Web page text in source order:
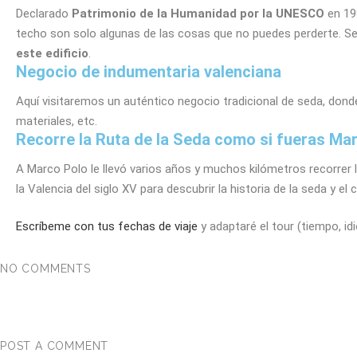
Declarado Patrimonio de la Humanidad por la UNESCO en
techo son solo algunas de las cosas que no puedes perderte.
este edificio.
Negocio de indumentaria valenciana
Aquí visitaremos un auténtico negocio tradicional de seda,
materiales, etc.
Recorre la Ruta de la Seda como si fueras
A Marco Polo le llevó varios años y muchos kilómetros
la Valencia del siglo XV para descubrir la historia de la seda y
Escríbeme con tus fechas de viaje y adaptaré el tour (tiempo,
NO COMMENTS
POST A COMMENT